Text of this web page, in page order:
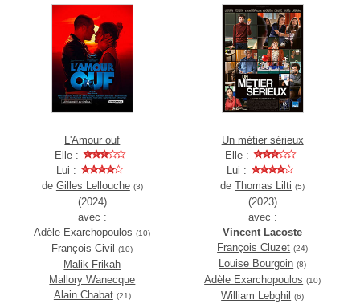
L'Amour ouf
Elle :
Lui :
de Gilles Lellouche (3)
(2024)
avec :
Adèle Exarchopoulos (10)
François Civil (10)
Malik Frikah
Mallory Wanecque
Alain Chabat (21)
Un métier sérieux
Elle :
Lui :
deThomas Lilti (5)
(2023)
avec :
Vincent Lacoste
François Cluzet (24)
Louise Bourgoin (8)
Adèle Exarchopoulos (10)
William Lebghil (6)